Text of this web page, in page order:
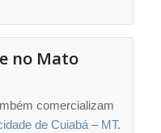
no Mato
comercializam
de Cuiabá – MT.